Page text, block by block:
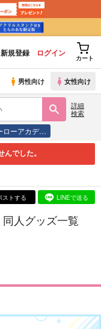
新規登録 ログイン
カート
男性向け 女性向け
詳細
検索
ローアカデ…
でした。
ストする LINEで送る
人グッズ一覧